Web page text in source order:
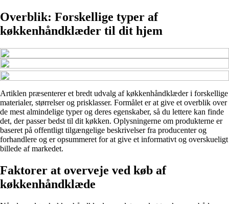
Overblik: Forskellige typer af
køkkenhåndklæder til dit hjem
Artiklen præsenterer et bredt udvalg af køkkenhåndklæder i forskellige
materialer, størrelser og prisklasser. Formålet er at give et overblik over
de mest almindelige typer og deres egenskaber, så du lettere kan finde
det, der passer bedst til dit køkken. Oplysningerne om produkterne er
baseret på offentligt tilgængelige beskrivelser fra producenter og
forhandlere og er opsummeret for at give et informativt og overskueligt
billede af markedet.
Faktorer at overveje ved køb af
køkkenhåndklæde